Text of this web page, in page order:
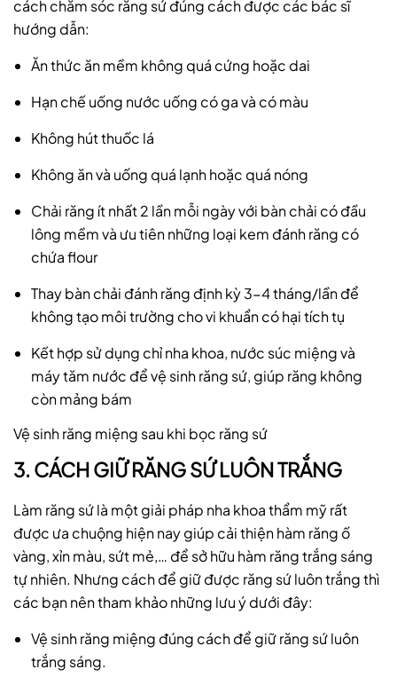
cách chăm sóc răng sứ đúng cách được các bác sĩ
hướng dẫn:
Ăn thức ăn mềm không quá cứng hoặc dai
Hạn chế uống nước uống có ga và có màu
Không hút thuốc lá
Không ăn và uống quá lạnh hoặc quá nóng
Chải răng ít nhất 2 lần mỗi ngày với bàn chải có đầu
lông mềm và ưu tiên những loại kem đánh răng có
chứa flour
Thay bàn chải đánh răng định kỳ 3-4 tháng/lần để
không tạo môi trường cho vi khuẩn có hại tích tụ
Kết hợp sử dụng chỉ nha khoa, nước súc miệng và
máy tăm nước để vệ sinh răng sứ, giúp răng không
còn mảng bám
Vệ sinh răng miệng sau khi bọc răng sứ
3. CÁCH GIỮ RĂNG SỨ LUÔN TRẮNG
Làm răng sứ là một giải pháp nha khoa thẩm mỹ rất
được ưa chuộng hiện nay giúp cải thiện hàm răng ố
vàng, xỉn màu, sứt mẻ,… để sở hữu hàm răng trắng sáng
tự nhiên. Nhưng cách để giữ được răng sứ luôn trắng thì
các bạn nên tham khảo những lưu ý dưới đây:
Vệ sinh răng miệng đúng cách để giữ răng sứ luôn
trắng sáng.